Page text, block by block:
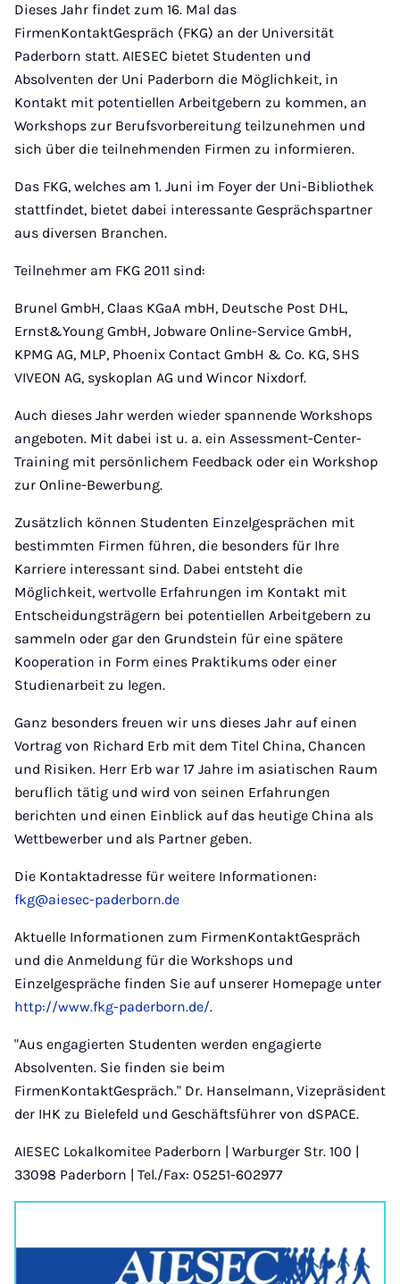
Dieses Jahr findet zum 16. Mal das
FirmenKontaktGespräch (FKG) an der Universität
Paderborn statt. AIESEC bietet Studenten und
Absolventen der Uni Paderborn die Möglichkeit, in
Kontakt mit potentiellen Arbeitgebern zu kommen, an
Workshops zur Berufsvorbereitung teilzunehmen und
sich über die teilnehmenden Firmen zu informieren.
Das FKG, welches am 1. Juni im Foyer der Uni-Bibliothek
stattfindet, bietet dabei interessante Gesprächspartner
aus diversen Branchen.
Teilnehmer am FKG 2011 sind:
Brunel GmbH, Claas KGaA mbH, Deutsche Post DHL,
Ernst&Young GmbH, Jobware Online-Service GmbH,
KPMG AG, MLP, Phoenix Contact GmbH & Co. KG, SHS
VIVEON AG, syskoplan AG und Wincor Nixdorf.
Auch dieses Jahr werden wieder spannende Workshops
angeboten. Mit dabei ist u. a. ein Assessment-Center-
Training mit persönlichem Feedback oder ein Workshop
zur Online-Bewerbung.
Zusätzlich können Studenten Einzelgesprächen mit
bestimmten Firmen führen, die besonders für Ihre
Karriere interessant sind. Dabei entsteht die
Möglichkeit, wertvolle Erfahrungen im Kontakt mit
Entscheidungsträgern bei potentiellen Arbeitgebern zu
sammeln oder gar den Grundstein für eine spätere
Kooperation in Form eines Praktikums oder einer
Studienarbeit zu legen.
Ganz besonders freuen wir uns dieses Jahr auf einen
Vortrag von Richard Erb mit dem Titel China, Chancen
und Risiken. Herr Erb war 17 Jahre im asiatischen Raum
beruflich tätig und wird von seinen Erfahrungen
berichten und einen Einblick auf das heutige China als
Wettbewerber und als Partner geben.
Die Kontaktadresse für weitere Informationen:
fkg@aiesec-paderborn.de
Aktuelle Informationen zum FirmenKontaktGespräch
und die Anmeldung für die Workshops und
Einzelgespräche finden Sie auf unserer Homepage unter
http://www.fkg-paderborn.de/.
"Aus engagierten Studenten werden engagierte
Absolventen. Sie finden sie beim
FirmenKontaktGespräch." Dr. Hanselmann, Vizepräsident
der IHK zu Bielefeld und Geschäftsführer von dSPACE.
AIESEC Lokalkomitee Paderborn | Warburger Str. 100 |
33098 Paderborn | Tel./Fax: 05251-602977